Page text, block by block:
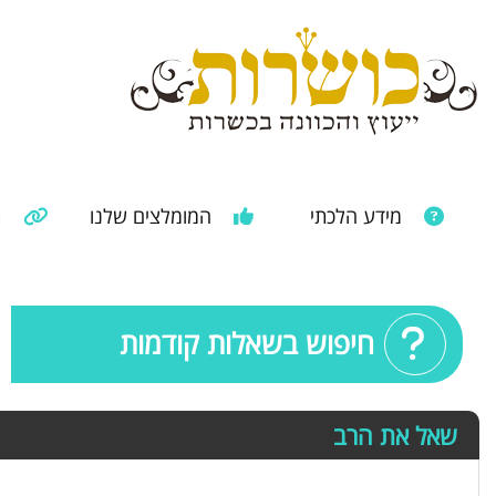
מידע הלכתי המומלצים שלנו
חיפוש בשאלות קודמות
שאל את הרב